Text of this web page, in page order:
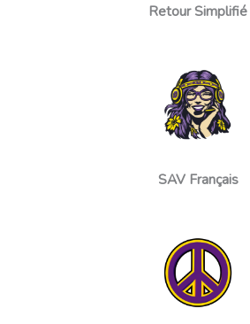
Retour Simplifié
SAV Français